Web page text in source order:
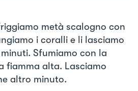
metà scalogno con
i coralli e li lasciamo
Sfumiamo con la
fiamma alta. Lasciamo
altro minuto.